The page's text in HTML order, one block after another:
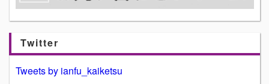
Twitter
Tweets by ianfu_kaiketsu